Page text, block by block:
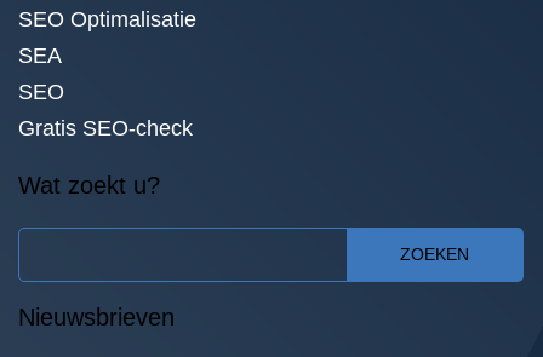
SEO Optimalisatie
SEA
SEO
Gratis SEO-check
Wat zoekt u?
ZOEKEN
Nieuwsbrieven